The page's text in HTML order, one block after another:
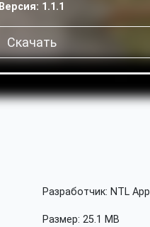
Версия: 1.1.1
Скачать
Разработчик: NTL App
Размер: 25.1 MB